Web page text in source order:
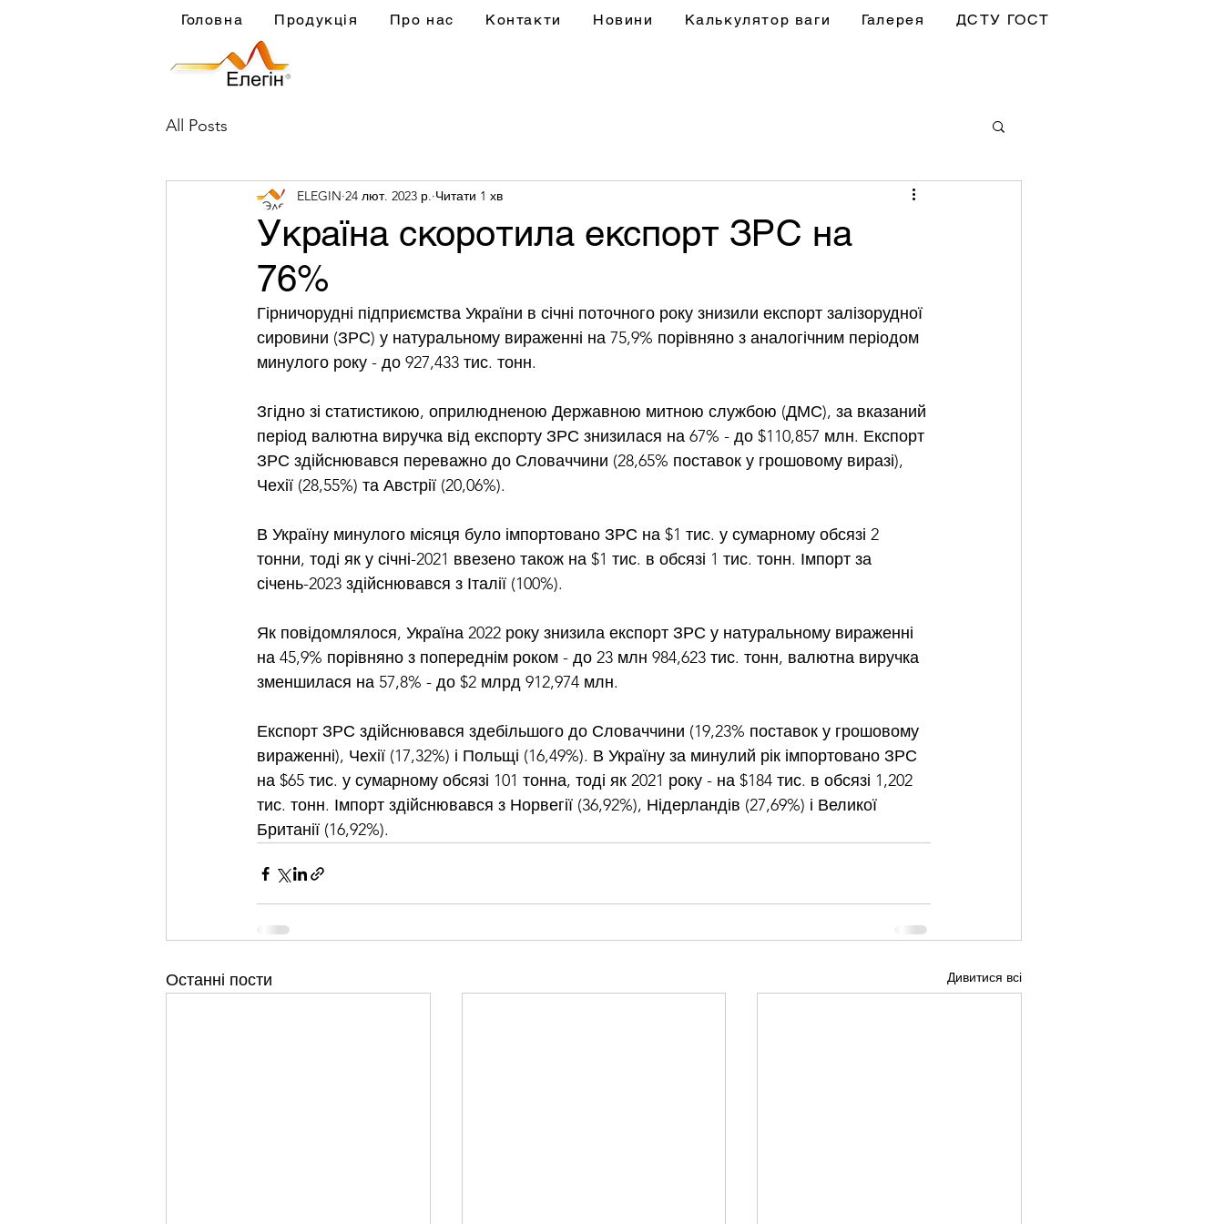
Головна Продукція Про нас Контакти Новини Калькулятор ваги Галерея ДСТУ ГОСТ
All Posts
Україна скоротила експорт ЗРС на
76%
ELEGIN 24 лют. 2023 р. Читати 1 хв
Гірничорудні підприємства України в січні поточного року знизили експорт залізорудної
сировини (ЗРС) у натуральному вираженні на 75,9% порівняно з аналогічним періодом
минулого року - до 927,433 тис. тонн.
Згідно зі статистикою, оприлюдненою Державною митною службою (ДМС), за вказаний
період валютна виручка від експорту ЗРС знизилася на 67% - до $110,857 млн. Експорт
ЗРС здійснювався переважно до Словаччини (28,65% поставок у грошовому виразі),
Чехії (28,55%) та Австрії (20,06%).
В Україну минулого місяця було імпортовано ЗРС на $1 тис. у сумарному обсязі 2
тонни, тоді як у січні-2021 ввезено також на $1 тис. в обсязі 1 тис. тонн. Імпорт за
січень-2023 здійснювався з Італії (100%).
Як повідомлялося, Україна 2022 року знизила експорт ЗРС у натуральному вираженні
на 45,9% порівняно з попереднім роком - до 23 млн 984,623 тис. тонн, валютна виручка
зменшилася на 57,8% - до $2 млрд 912,974 млн.
Експорт ЗРС здійснювався здебільшого до Словаччини (19,23% поставок у грошовому
вираженні), Чехії (17,32%) і Польщі (16,49%). В Україну за минулий рік імпортовано ЗРС
на $65 тис. у сумарному обсязі 101 тонна, тоді як 2021 року - на $184 тис. в обсязі 1,202
тис. тонн. Імпорт здійснювався з Норвегії (36,92%), Нідерландів (27,69%) і Великої
Британії (16,92%).
Останні пости Дивитися всі